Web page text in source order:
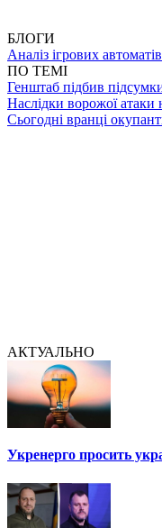
БЛОГИ
Аналіз ігрових
ПО ТЕМІ
Генштаб підбив
Наслідки ворожої атаки
Сьогодні вранці
АКТУАЛЬНО
Укренерго просить